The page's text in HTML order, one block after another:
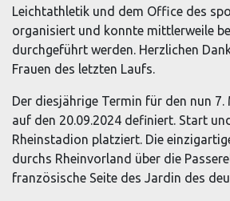
Leichtathletik und dem Office des
organisiert und konnte mittlerweile
durchgeführt werden. Herzlichen
Frauen des letzten Laufs.
Der diesjährige Termin für den nun 7.
auf den 20.09.2024 definiert. Start
Rheinstadion platziert. Die
durchs Rheinvorland über die
französische Seite des Jardin des